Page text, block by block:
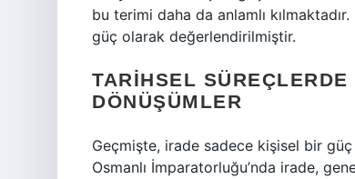
bu terimi daha da anlamlı
güç olarak değerlendirilmiştir.
TARIHSEL
DÖNÜŞÜMLER
Geçmişte, irade sadece kişisel bir
Osmanlı İmparatorluğu’nda irade,